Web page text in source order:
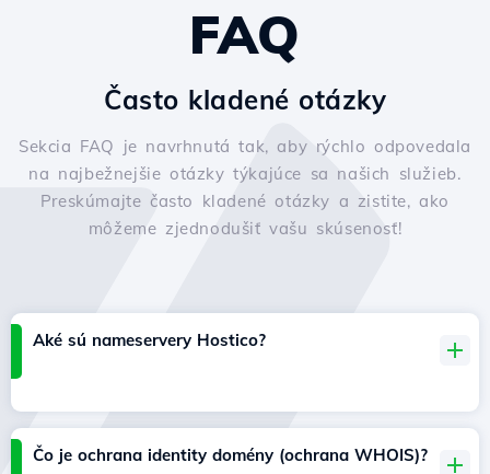
FAQ
Často kladené otázky
Sekcia FAQ je navrhnutá tak, aby rýchlo odpovedala
na najbežnejšie otázky týkajúce sa našich služieb.
Preskúmajte často kladené otázky a zistite, ako
môžeme zjednodušiť vašu skúsenosť!
Aké sú nameservery Hostico?
Čo je ochrana identity domény (ochrana WHOIS)?